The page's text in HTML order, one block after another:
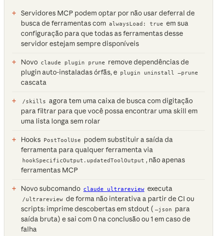
Servidores MCP podem optar por não usar deferral de
busca de ferramentas com alwaysLoad: true em sua
configuração para que todas as ferramentas desse
servidor estejam sempre disponíveis
Novo claude plugin prune
remove dependências de
plugin auto-instaladas órfãs, e plugin uninstall —prune
cascata
/skills agora tem uma caixa de busca com digitação
para filtrar para que você possa encontrar uma skill em
uma lista longa sem rolar
Hooks PostToolUse
podem substituir a saída da
ferramenta para qualquer ferramenta via
hookSpecificOutput.updatedToolOutput , não apenas
ferramentas MCP
Novo subcomando claude ultrareview executa
/ultrareview de forma não interativa a partir de CI ou
scripts: imprime descobertas em stdout ( —json
para
saída bruta) e sai com 0 na conclusão ou 1 em caso de
falha